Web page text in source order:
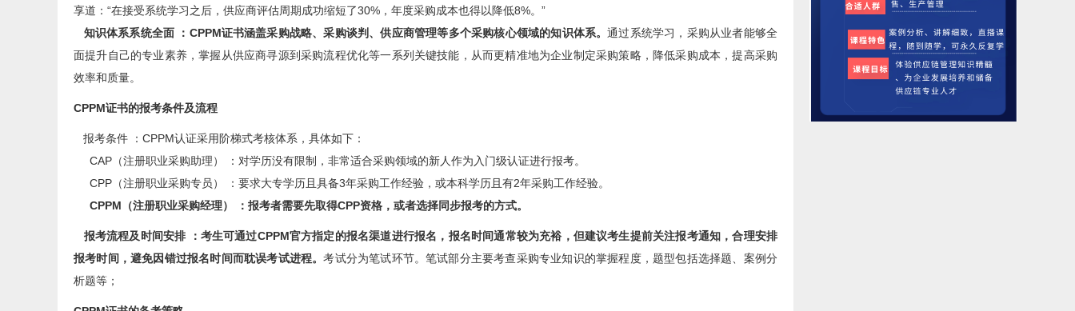
享道：“在接受系统学习之后，供应商评估周期成功缩短了30%，年度采购成本也得以降低8%。”
知识体系系统全面 ：CPPM证书涵盖采购战略、采购谈判、供应商管理等多个采购核心领域的知识体系。通过系统学习，采购从业者能够全
面提升自己的专业素养，掌握从供应商寻源到采购流程优化等一系列关键技能，从而更精准地为企业制定采购策略，降低采购成本，提高采购
效率和质量。
CPPM证书的报考条件及流程
报考条件 ：CPPM认证采用阶梯式考核体系，具体如下：
CAP（注册职业采购助理） ：对学历没有限制，非常适合采购领域的新人作为入门级认证进行报考。
CPP（注册职业采购专员） ：要求大专学历且具备3年采购工作经验，或本科学历且有2年采购工作经验。
CPPM（注册职业采购经理） ：报考者需要先取得CPP资格，或者选择同步报考的方式。
报考流程及时间安排 ：考生可通过CPPM官方指定的报名渠道进行报名，报名时间通常较为充裕，但建议考生提前关注报考通知，合理安排
报考时间，避免因错过报名时间而耽误考试进程。考试分为笔试环节。笔试部分主要考查采购专业知识的掌握程度，题型包括选择题、案例分
析题等；